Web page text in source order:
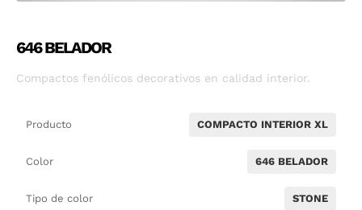
646 BELADOR
Compactos fenólicos decorativos en calidad interior.
Producto COMPACTO INTERIOR XL
Color 646 BELADOR
Tipo de color STONE